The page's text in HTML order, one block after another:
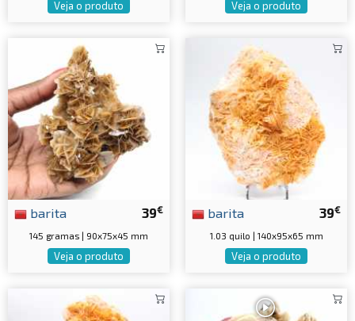
Veja o produto Veja o produto
39€
barita
145 gramas | 90x75x45 mm
Veja o produto
39€
barita
1.03 quilo | 140x95x65 mm
Veja o produto